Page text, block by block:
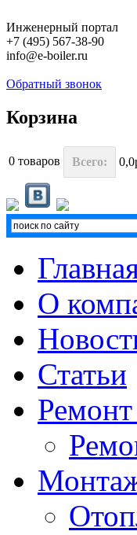
Инженерный портал
+7 (495) 567-38-90
info@e-boiler.ru
Обратный звонок
Корзина
0 товаров Всего:
О
Статьи
Ремонт